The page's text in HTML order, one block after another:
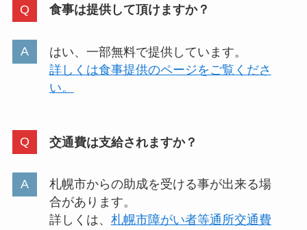
食事は提供して頂けますか？
はい、一部無料で提供しています。
詳しくは食事提供のページをご覧くださ
い。
交通費は支給されますか？
札幌市からの助成を受ける事が出来る場
合があります。
詳しくは、 札幌市障がい者等通所交通費